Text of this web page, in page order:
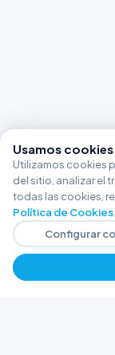
Usamos cookies
Utilizamos cookies
del sitio, analizar el
todas las cookies,
Política de Cookies
Configurar